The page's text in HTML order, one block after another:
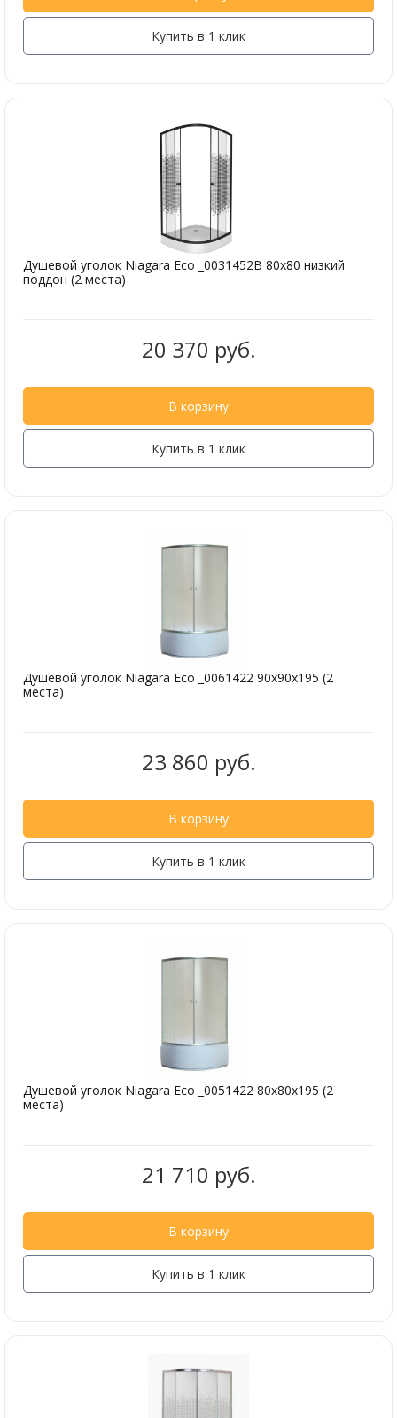
Купить в 1 клик
Душевой уголок Niagara Eco _0031452B 80х80 низкий
поддон (2 места)
20 370 руб.
В корзину
Купить в 1 клик
Душевой уголок Niagara Eco _0061422 90х90х195 (2
места)
23 860 руб.
В корзину
Купить в 1 клик
Душевой уголок Niagara Eco _0051422 80х80х195 (2
места)
21 710 руб.
В корзину
Купить в 1 клик